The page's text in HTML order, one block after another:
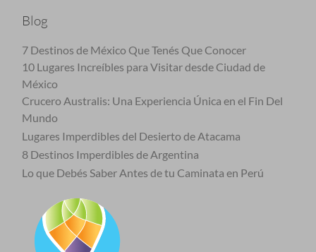
Blog
7 Destinos de México Que Tenés Que Conocer
10 Lugares Increíbles para Visitar desde Ciudad de
México
Crucero Australis: Una Experiencia Única en el Fin Del
Mundo
Lugares Imperdibles del Desierto de Atacama
8 Destinos Imperdibles de Argentina
Lo que Debés Saber Antes de tu Caminata en Perú